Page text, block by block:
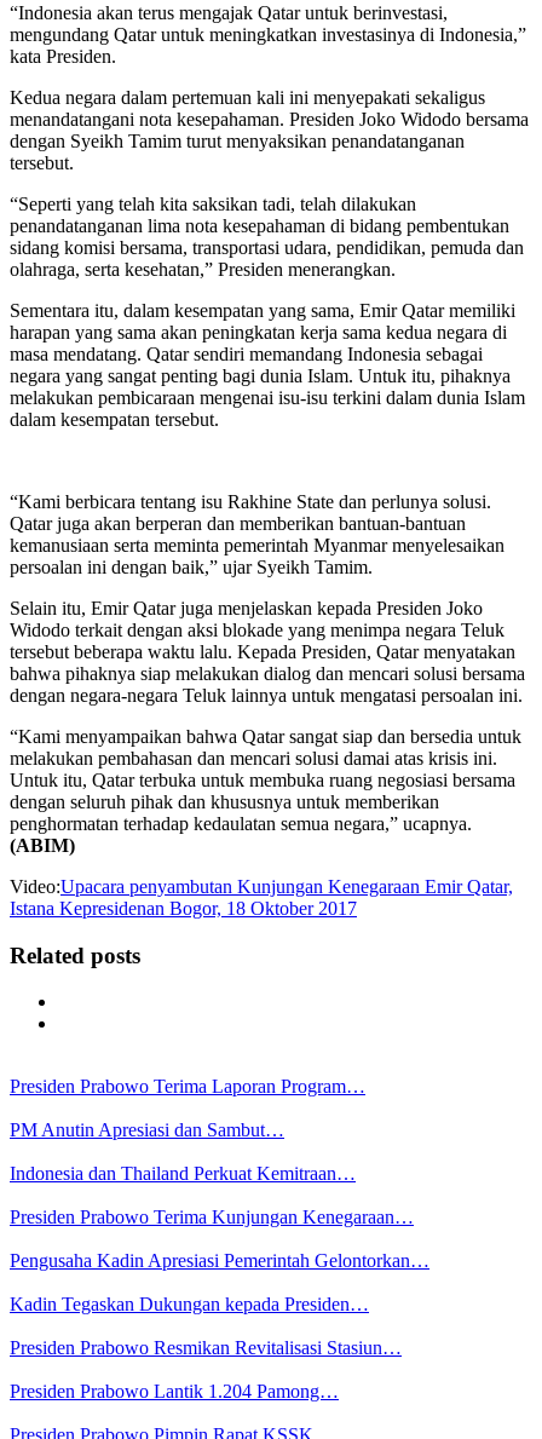
“Indonesia akan terus mengajak Qatar untuk berinvestasi,
mengundang Qatar untuk meningkatkan investasinya di Indonesia,”
kata Presiden.
Kedua negara dalam pertemuan kali ini menyepakati sekaligus
menandatangani nota kesepahaman. Presiden Joko Widodo bersama
dengan Syeikh Tamim turut menyaksikan penandatanganan
tersebut.
“Seperti yang telah kita saksikan tadi, telah dilakukan
penandatanganan lima nota kesepahaman di bidang pembentukan
sidang komisi bersama, transportasi udara, pendidikan, pemuda dan
olahraga, serta kesehatan,” Presiden menerangkan.
Sementara itu, dalam kesempatan yang sama, Emir Qatar memiliki
harapan yang sama akan peningkatan kerja sama kedua negara di
masa mendatang. Qatar sendiri memandang Indonesia sebagai
negara yang sangat penting bagi dunia Islam. Untuk itu, pihaknya
melakukan pembicaraan mengenai isu-isu terkini dalam dunia Islam
dalam kesempatan tersebut.
“Kami berbicara tentang isu Rakhine State dan perlunya solusi.
Qatar juga akan berperan dan memberikan bantuan-bantuan
kemanusiaan serta meminta pemerintah Myanmar menyelesaikan
persoalan ini dengan baik,” ujar Syeikh Tamim.
Selain itu, Emir Qatar juga menjelaskan kepada Presiden Joko
Widodo terkait dengan aksi blokade yang menimpa negara Teluk
tersebut beberapa waktu lalu. Kepada Presiden, Qatar menyatakan
bahwa pihaknya siap melakukan dialog dan mencari solusi bersama
dengan negara-negara Teluk lainnya untuk mengatasi persoalan ini.
“Kami menyampaikan bahwa Qatar sangat siap dan bersedia untuk
melakukan pembahasan dan mencari solusi damai atas krisis ini.
Untuk itu, Qatar terbuka untuk membuka ruang negosiasi bersama
dengan seluruh pihak dan khususnya untuk memberikan
penghormatan terhadap kedaulatan semua negara,” ucapnya.
(ABIM)
Video:Upacara penyambutan Kunjungan Kenegaraan Emir Qatar,
Istana Kepresidenan Bogor, 18 Oktober 2017
Related posts
Presiden Prabowo Terima Laporan Program…
PM Anutin Apresiasi dan Sambut…
Indonesia dan Thailand Perkuat Kemitraan…
Presiden Prabowo Terima Kunjungan Kenegaraan…
Pengusaha Kadin Apresiasi Pemerintah Gelontorkan…
Kadin Tegaskan Dukungan kepada Presiden…
Presiden Prabowo Resmikan Revitalisasi Stasiun…
Presiden Prabowo Lantik 1.204 Pamong…